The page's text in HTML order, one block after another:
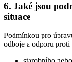
6. Jaké jsou
situace
Podmínkou pro
odboje a odporu
starobního